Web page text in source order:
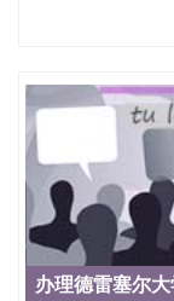
约大学为学生
学、美术、电
制、历史、电
理、材料科
学、化学、英
销、机械工程
科、金融专业
信息，给出操
材料； 3、留
交时间，公司
办理德雷塞尔